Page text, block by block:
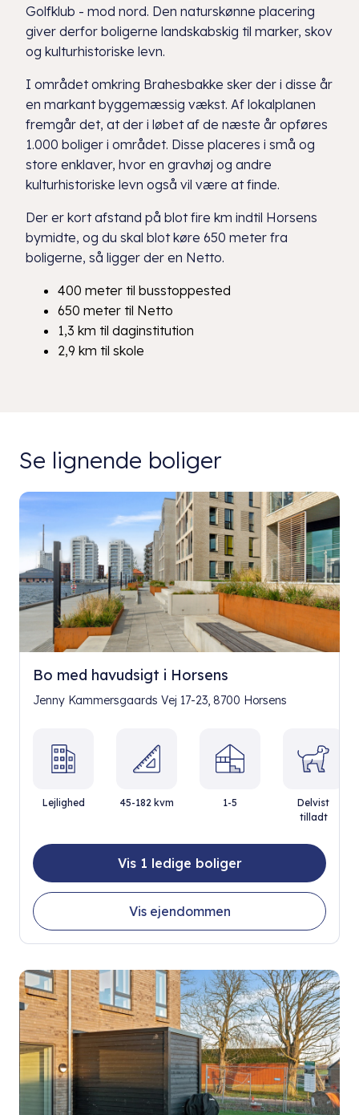
Golfklub - mod nord. Den naturskønne placering
giver derfor boligerne landskabskig til marker, skov
og kulturhistoriske levn.
I området omkring Brahesbakke sker der i disse år
en markant byggemæssig vækst. Af lokalplanen
fremgår det, at der i løbet af de næste år opføres
1.000 boliger i området. Disse placeres i små og
store enklaver, hvor en gravhøj og andre
kulturhistoriske levn også vil være at finde.
Der er kort afstand på blot fire km indtil Horsens
bymidte, og du skal blot køre 650 meter fra
boligerne, så ligger der en Netto.
400 meter til busstoppested
650 meter til Netto
1,3 km til daginstitution
2,9 km til skole
Se lignende boliger
Bo med havudsigt i Horsens
Jenny Kammersgaards Vej 17-23, 8700 Horsens
Lejlighed 45-182 kvm 1-5
Delvist
tilladt
Vis 1 ledige boliger
Vis ejendommen